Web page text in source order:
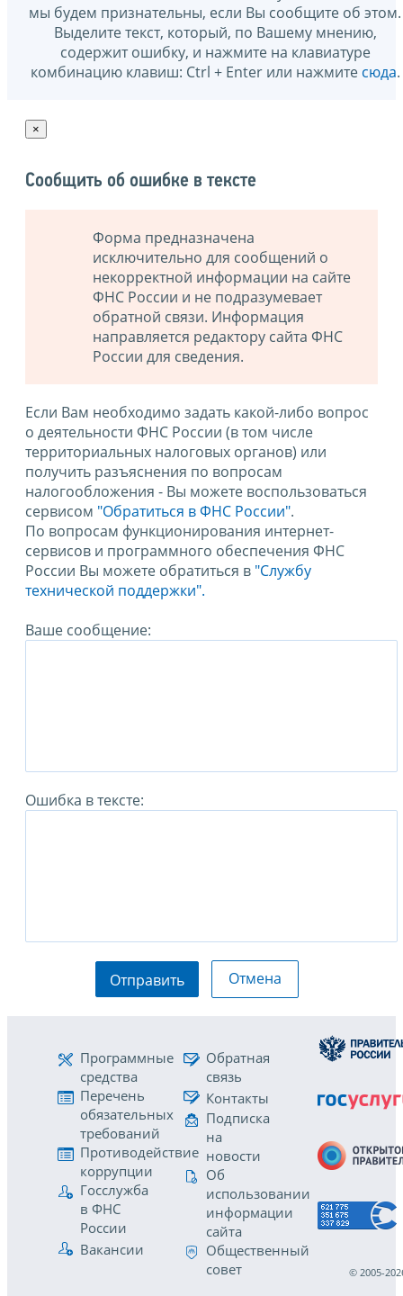
мы будем признательны, если Вы сообщите об этом.
Выделите текст, который, по Вашему мнению,
содержит ошибку, и нажмите на клавиатуре
комбинацию клавиш: Ctrl + Enter или нажмите сюда.
×
Сообщить об ошибке в тексте
Форма предназначена
исключительно для сообщений о
некорректной информации на сайте
ФНС России и не подразумевает
обратной связи. Информация
направляется редактору сайта ФНС
России для сведения.
Если Вам необходимо задать какой-либо вопрос
о деятельности ФНС России (в том числе
территориальных налоговых органов) или
получить разъяснения по вопросам
налогообложения - Вы можете воспользоваться
сервисом "Обратиться в ФНС России".
По вопросам функционирования интернет-
сервисов и программного обеспечения ФНС
России Вы можете обратиться в "Службу
технической поддержки".
Ваше сообщение:
Ошибка в тексте:
Отправить Отмена
Программные
средства
Перечень
обязательных
требований
Противодействие
коррупции
Госслужба
в ФНС
России
Вакансии
Обратная
связь
Контакты
Подписка
на
новости
Об
использовании
информации
сайта
Общественный
совет
© 2005-